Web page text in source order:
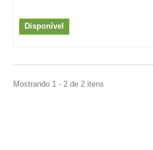
Disponível
Mostrando 1 - 2 de 2 itens